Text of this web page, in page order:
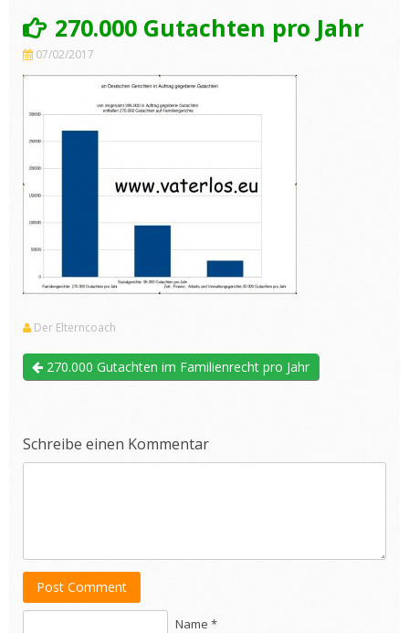
270.000 Gutachten pro Jahr
07/02/2017
Der Elterncoach
270.000 Gutachten im Familienrecht pro Jahr
Schreibe einen Kommentar
Post Comment
Name *